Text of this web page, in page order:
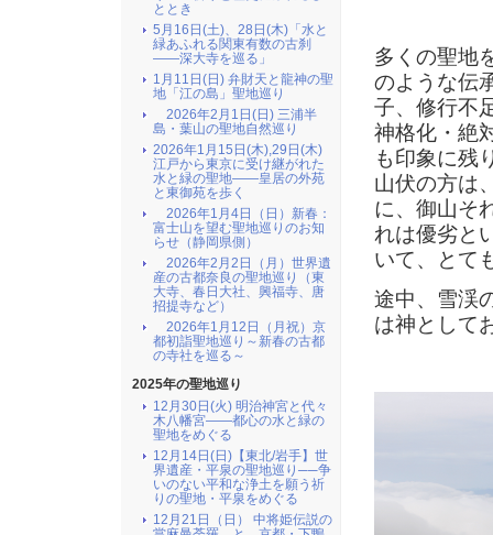
多くの聖地
のような伝
子、修行不
神格化・絶
も印象に残
山伏の方は
に、御山そ
れは優劣と
いて、とて
途中、雪渓
は神として
ととき
5月16日(土)、28日(木)「水と
緑あふれる関東有数の古刹
――深大寺を巡る」
1月11日(日) 弁財天と龍神の聖
地「江の島」聖地巡り
2026年2月1日(日) 三浦半
島・葉山の聖地自然巡り
2026年1月15日(木),29日(木)
江戸から東京に受け継がれた
水と緑の聖地――皇居の外苑
と東御苑を歩く
2026年1月4日（日）新春：
富士山を望む聖地巡りのお知
らせ（静岡県側）
2026年2月2日（月）世界遺
産の古都奈良の聖地巡り（東
大寺、春日大社、興福寺、唐
招提寺など）
2026年1月12日（月祝）京
都初詣聖地巡り～新春の古都
の寺社を巡る～
2025年の聖地巡り
12月30日(火) 明治神宮と代々
木八幡宮――都心の水と緑の
聖地をめぐる
12月14日(日)【東北/岩手】世
界遺産・平泉の聖地巡り──争
いのない平和な浄土を願う祈
りの聖地・平泉をめぐる
12月21日（日） 中将姫伝説の